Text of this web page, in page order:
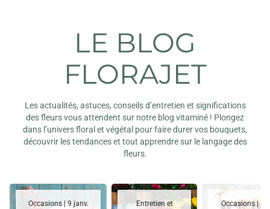
LE BLOG
FLORAJET
Les actualités, astuces, conseils d’entretien et significations
des fleurs vous attendent sur notre blog vitaminé ! Plongez
dans l’univers floral et végétal pour faire durer vos bouquets,
découvrir les tendances et tout apprendre sur le langage des
fleurs.
Occasions | 9 janv.
Entretien et
Occasions | 29